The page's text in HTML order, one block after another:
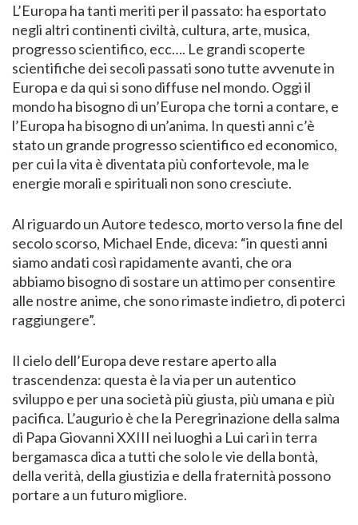
L’Europa ha tanti meriti per il passato: ha esportato
negli altri continenti civiltà, cultura, arte, musica,
progresso scientifico, ecc…. Le grandi scoperte
scientifiche dei secoli passati sono tutte avvenute in
Europa e da qui si sono diffuse nel mondo. Oggi il
mondo ha bisogno di un’Europa che torni a contare, e
l’Europa ha bisogno di un’anima. In questi anni c’è
stato un grande progresso scientifico ed economico,
per cui la vita è diventata più confortevole, ma le
energie morali e spirituali non sono cresciute.
Al riguardo un Autore tedesco, morto verso la fine del
secolo scorso, Michael Ende, diceva: “in questi anni
siamo andati così rapidamente avanti, che ora
abbiamo bisogno di sostare un attimo per consentire
alle nostre anime, che sono rimaste indietro, di poterci
raggiungere”.
Il cielo dell’Europa deve restare aperto alla
trascendenza: questa è la via per un autentico
sviluppo e per una società più giusta, più umana e più
pacifica. L’augurio è che la Peregrinazione della salma
di Papa Giovanni XXIII nei luoghi a Lui cari in terra
bergamasca dica a tutti che solo le vie della bontà,
della verità, della giustizia e della fraternità possono
portare a un futuro migliore.